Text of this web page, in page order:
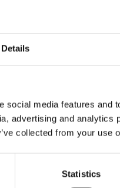
Details
media features and
advertising and analytics
collected from your use
Statistics